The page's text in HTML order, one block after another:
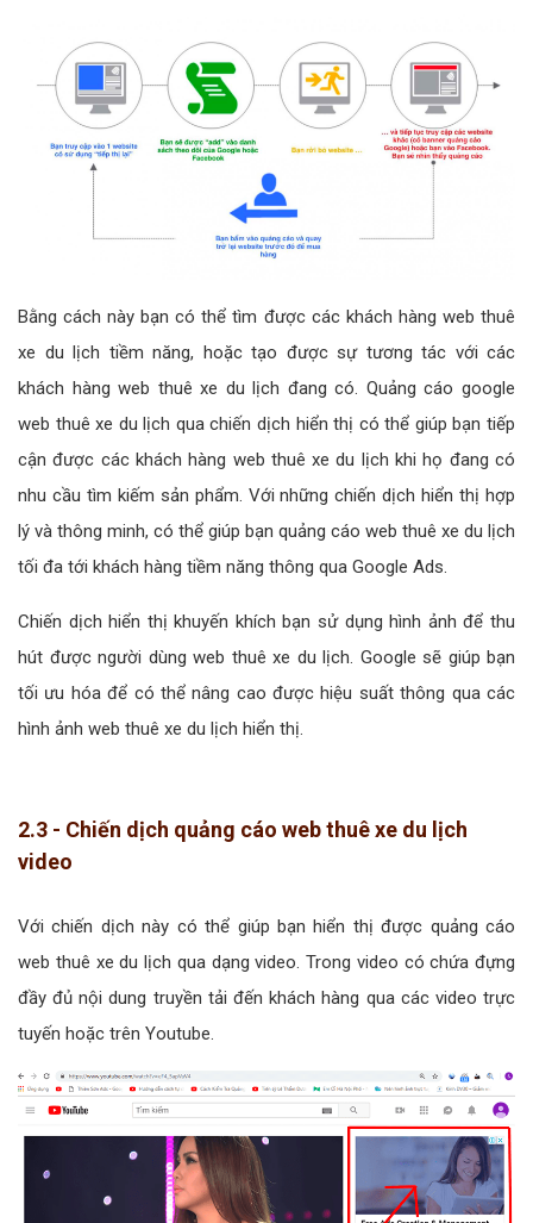
Bằng cách này bạn có thể tìm được các khách hàng web thuê
xe du lịch tiềm năng, hoặc tạo được sự tương tác với các
khách hàng web thuê xe du lịch đang có. Quảng cáo google
web thuê xe du lịch qua chiến dịch hiển thị có thể giúp bạn tiếp
cận được các khách hàng web thuê xe du lịch khi họ đang có
nhu cầu tìm kiếm sản phẩm. Với những chiến dịch hiển thị hợp
lý và thông minh, có thể giúp bạn quảng cáo web thuê xe du lịch
tối đa tới khách hàng tiềm năng thông qua Google Ads.
Chiến dịch hiển thị khuyến khích bạn sử dụng hình ảnh để thu
hút được người dùng web thuê xe du lịch. Google sẽ giúp bạn
tối ưu hóa để có thể nâng cao được hiệu suất thông qua các
hình ảnh web thuê xe du lịch hiển thị.
2.3 - Chiến dịch quảng cáo web thuê xe du lịch
video
Với chiến dịch này có thể giúp bạn hiển thị được quảng cáo
web thuê xe du lịch qua dạng video. Trong video có chứa đựng
đầy đủ nội dung truyền tải đến khách hàng qua các video trực
tuyến hoặc trên Youtube.